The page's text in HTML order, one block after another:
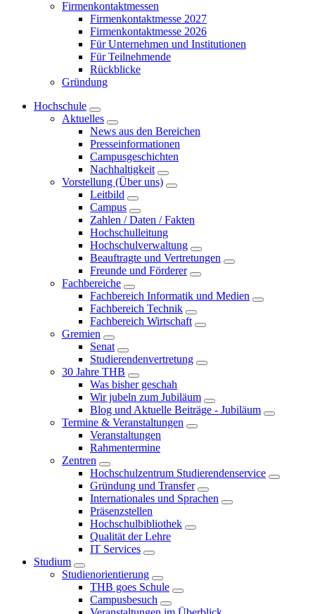
Firmenkontaktmessen
Firmenkontaktmesse 2027
Firmenkontaktmesse 2026
Für Unternehmen und Institutionen
Für Teilnehmende
Rückblicke
Gründung
Hochschule
Aktuelles
News aus den Bereichen
Presseinformationen
Campusgeschichten
Nachhaltigkeit
Vorstellung (Über uns)
Leitbild
Campus
Zahlen / Daten / Fakten
Hochschulleitung
Hochschulverwaltung
Beauftragte und Vertretungen
Freunde und Förderer
Fachbereiche
Fachbereich Informatik und Medien
Fachbereich Technik
Fachbereich Wirtschaft
Gremien
Senat
Studierendenvertretung
30 Jahre THB
Was bisher geschah
Wir jubeln zum Jubiläum
Blog und Aktuelle Beiträge - Jubiläum
Termine & Veranstaltungen
Veranstaltungen
Rahmentermine
Zentren
Hochschulzentrum Studierendenservice
Gründung und Transfer
Internationales und Sprachen
Präsenzstellen
Hochschulbibliothek
Qualität der Lehre
IT Services
Studium
Studienorientierung
THB goes Schule
Campusbesuch